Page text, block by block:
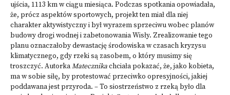
ujścia, 1113 km w ciągu miesiąca. Podczas spotkania opowiadała,
że, prócz aspektów sportowych, projekt ten miał dla niej
charakter aktywistyczny i był wyrazem sprzeciwu wobec planów
budowy drogi wodnej i zabetonowania Wisły. Zrealizowanie tego
planu oznaczałoby dewastację środowiska w czasach kryzysu
klimatycznego, gdy rzeki są zasobem, o który musimy się
troszczyć. AutorkaMatecznikachciała pokazać, że, jako kobieta,
ma w sobie siłę, by protestować przeciwko opresyjności, jakiej
poddawana jest przyroda. – To siostrzeństwo z rzeką było dla